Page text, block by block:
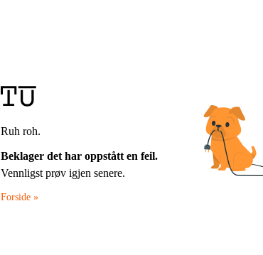
Ruh roh.
Beklager det har oppstått en feil.
Vennligst prøv igjen senere.
Forside »